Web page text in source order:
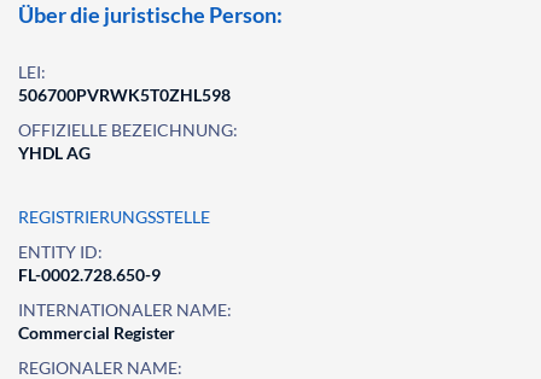
Über die juristische Person:
LEI:
506700PVRWK5T0ZHL598
OFFIZIELLE BEZEICHNUNG:
YHDL AG
REGISTRIERUNGSSTELLE
ENTITY ID:
FL-0002.728.650-9
INTERNATIONALER NAME:
Commercial Register
REGIONALER NAME: